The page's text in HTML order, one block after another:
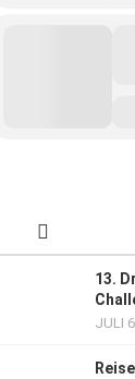
13.
JULI